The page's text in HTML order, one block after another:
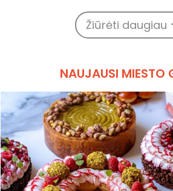
Žiūrėti daugiau
NAUJAUSI MIESTO